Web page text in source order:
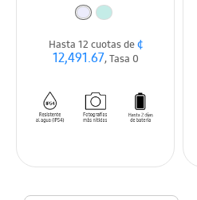
Hasta 12 cuotas de¢
12,491.67, Tasa 0